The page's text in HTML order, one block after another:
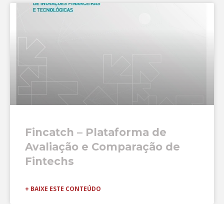
Fincatch – Plataforma de
Avaliação e Comparação de
Fintechs
+ BAIXE ESTE CONTEÚDO